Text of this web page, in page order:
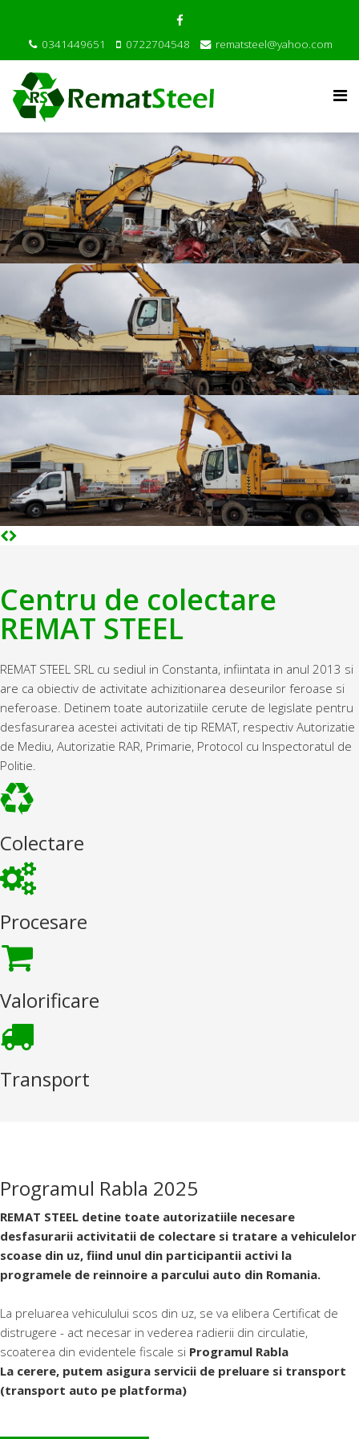
0341449651 0722704548 rematsteel@yahoo.com
Centru de colectare
REMAT STEEL
REMAT STEEL SRL cu sediul in Constanta, infiintata in anul 2013 si
are ca obiectiv de activitate achizitionarea deseurilor feroase si
neferoase. Detinem toate autorizatiile cerute de legislate pentru
desfasurarea acestei activitati de tip REMAT, respectiv Autorizatie
de Mediu, Autorizatie RAR, Primarie, Protocol cu Inspectoratul de
Politie.
Colectare
Procesare
Valorificare
Transport
Programul Rabla 2025
REMAT STEEL detine toate autorizatiile necesare
desfasurarii activitatii de colectare si tratare a vehiculelor
scoase din uz, fiind unul din participantii activi la
programele de reinnoire a parcului auto din Romania.
La preluarea vehiculului scos din uz, se va elibera Certificat de
distrugere - act necesar in vederea radierii din circulatie,
scoaterea din evidentele fiscale si Programul Rabla
La cerere, putem asigura servicii de preluare si transport
(transport auto pe platforma)